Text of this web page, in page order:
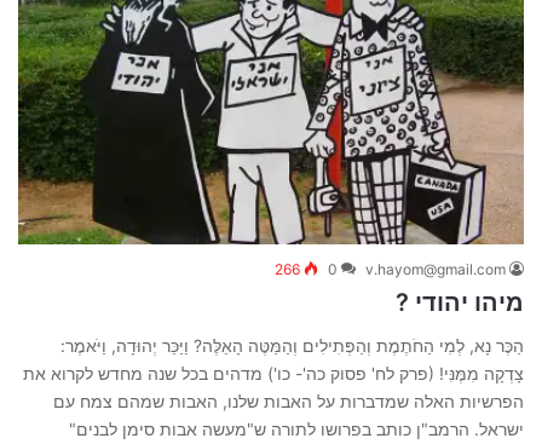
v.hayom@gmail.com
0
266
מיהו יהודי ?
הַכֶּר נָא, לְמִי הַחֹתֶמֶת וְהַפְּתִילִים וְהַמַּטֶּה הָאֵלֶּה? וַיַּכֵּר יְהוּדָה, וַיֹּאמֶר:
צָדְקָה מִמֶּנִּי! (פרק לח' פסוק כה'- כו') מדהים בכל שנה מחדש לקרוא את
הפרשיות האלה שמדברות על האבות שלנו, האבות שמהם צמח עם
ישראל. הרמב"ן כותב בפרושו לתורה ש"מעשה אבות סימן לבנים"